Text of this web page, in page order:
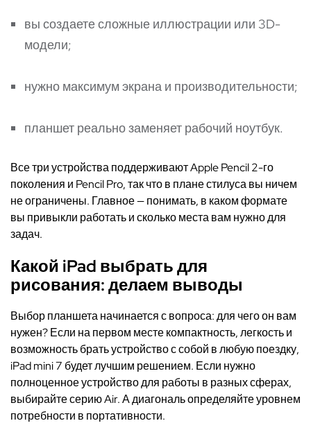
вы создаете сложные иллюстрации или 3D-
модели;
нужно максимум экрана и производительности;
планшет реально заменяет рабочий ноутбук.
Все три устройства поддерживают Apple Pencil 2-го
поколения и Pencil Pro, так что в плане стилуса вы ничем
не ограничены. Главное — понимать, в каком формате
вы привыкли работать и сколько места вам нужно для
задач.
Какой iPad выбрать для
рисования: делаем выводы
Выбор планшета начинается с вопроса: для чего он вам
нужен? Если на первом месте компактность, легкость и
возможность брать устройство с собой в любую поездку,
iPad mini 7 будет лучшим решением. Если нужно
полноценное устройство для работы в разных сферах,
выбирайте серию Air. А диагональ определяйте уровнем
потребности в портативности.